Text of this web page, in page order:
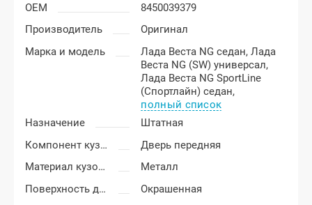
OEM
8450039379
Производитель
Оригинал
Марка и модель
Лада Веста NG седан,Лада
Веста NG (SW) универсал,
Лада Веста NG SportLine
(Спортлайн) седан,
полный список
Назначение
Штатная
Компонент кузова
Дверь передняя
Материал кузовных деталей
Металл
Поверхность двери
Окрашенная